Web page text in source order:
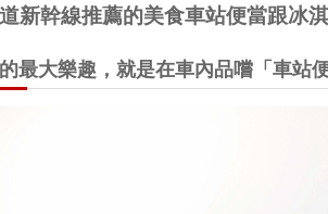
新幹線推薦的美食車站便當跟冰
最大樂趣，就是在車內品嚐「車站便